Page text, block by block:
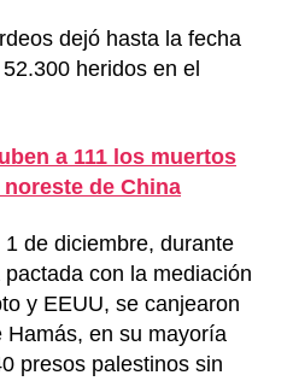
dejó hasta la fecha
heridos en el
a 111 los muertos
de China
de diciembre, durante
con la mediación
y EEUU, se canjearon
en su mayoría
presos palestinos sin